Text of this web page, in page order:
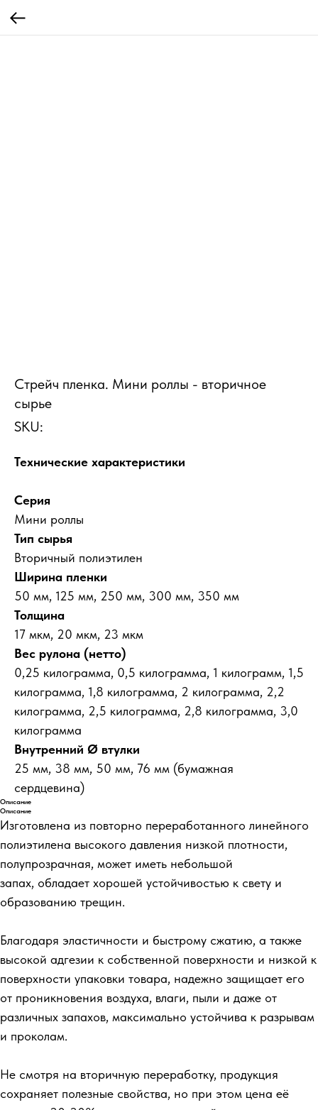
Стрейч пленка. Мини роллы - вторичное
сырье
SKU:
Технические характеристики
Серия
Мини роллы
Тип сырья
Вторичный полиэтилен
Ширина пленки
50 мм, 125 мм, 250 мм, 300 мм, 350 мм
Толщина
17 мкм, 20 мкм, 23 мкм
Вес рулона (нетто)
0,25 килограмма, 0,5 килограмма, 1 килограмм, 1,5
килограмма, 1,8 килограмма, 2 килограмма, 2,2
килограмма, 2,5 килограмма, 2,8 килограмма, 3,0
килограмма
Внутренний Ø втулки
25 мм, 38 мм, 50 мм, 76 мм (бумажная
сердцевина)
Описание
Описание
Изготовлена из повторно переработанного линейного
полиэтилена высокого давления низкой плотности,
полупрозрачная, может иметь небольшой
запах, обладает хорошей устойчивостью к свету и
образованию трещин.
Благодаря эластичности и быстрому сжатию, а также
высокой адгезии к собственной поверхности и низкой к
поверхности упаковки товара, надежно защищает его
от проникновения воздуха, влаги, пыли и даже от
различных запахов, максимально устойчива к разрывам
и проколам.
Не смотря на вторичную переработку, продукция
сохраняет полезные свойства, но при этом цена её